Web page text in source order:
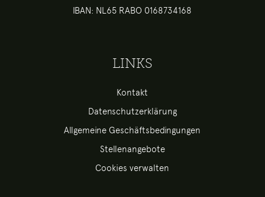
IBAN: NL65 RABO 0168734168
LINKS
Kontakt
Datenschutzerklärung
Allgemeine Geschäftsbedingungen
Stellenangebote
Cookies verwalten